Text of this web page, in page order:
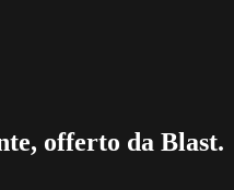
offerto da Blast.